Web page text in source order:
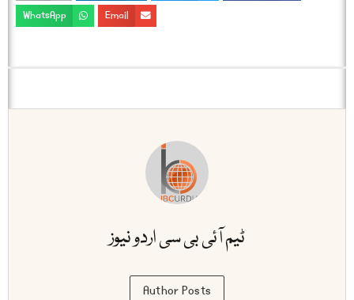
Email
WhatsApp
ٹیم آئی بی سی اردو نیوز
Author Posts